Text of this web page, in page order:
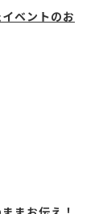
ベントのお